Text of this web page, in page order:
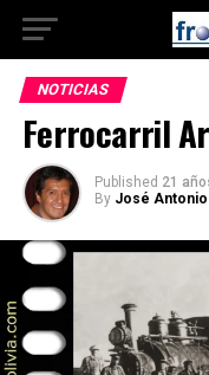
NOTICIAS
Ferrocarril
Published 21
By José Antonio